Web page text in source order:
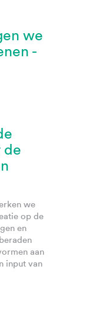
we
-
de
we
op de
en
aan
input van